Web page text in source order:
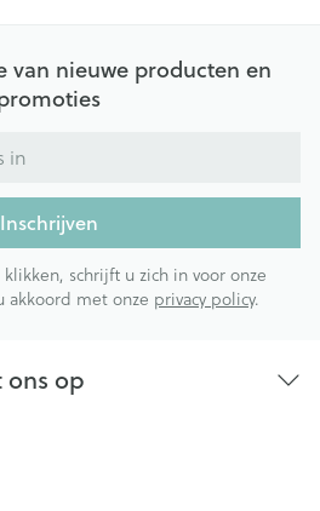
van nieuwe producten en
Inschrijven
schrijft u zich in voor onze
akkoord met onze privacy policy.
ons op